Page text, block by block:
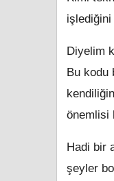
Diyelim
Bu kodu
önemlisi
Hadi bir
şeyler